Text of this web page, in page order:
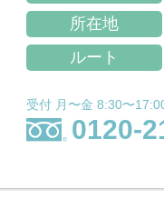
所在地
ルート
受付 月〜金 8:30〜
0120-